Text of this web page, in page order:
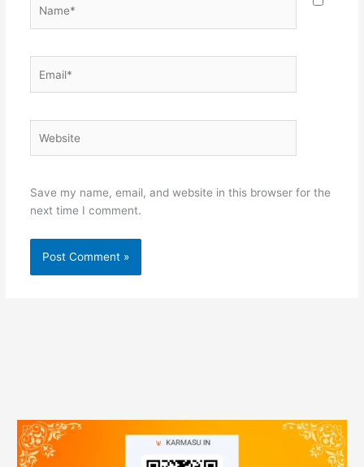
Save my name, email, and website in this browser for the
next time I comment.